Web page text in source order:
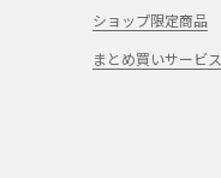
ショップ限定商品
まとめ買いサービス